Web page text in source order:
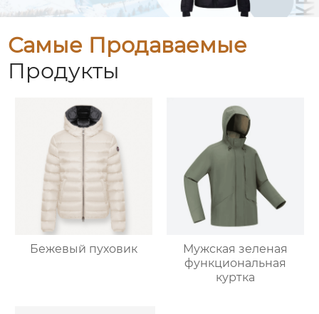
Самые Продаваемые
Продукты
Бежевый пуховик
Мужская зеленая
функциональная
куртка